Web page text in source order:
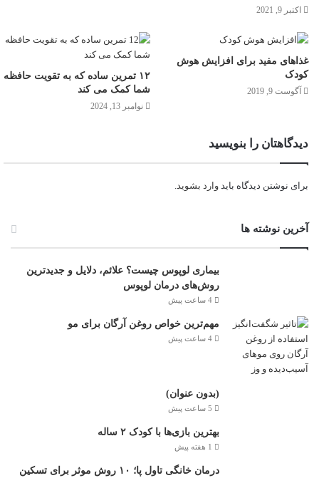
اکتبر 9, 2021
غذاهای مفید برای افزایش هوش
کودک
آگوست 9, 2019
۱۲ تمرین ساده که به تقویت حافظه
شما کمک می کند
نوامبر 13, 2024
دیدگاهتان را بنویسید
برای نوشتن دیدگاه باید وارد بشوید.
آخرین نوشته ها
بیماری لوپوس چیست؟ علائم، دلایل و جدیدترین
روش‌های درمان لوپوس
4 ساعت پیش
مهم‌ترین خواص روغن آرگان برای مو
4 ساعت پیش
(بدون عنوان)
5 ساعت پیش
بهترین بازی‌ها با کودک ۲ ساله
1 هفته پیش
درمان خانگی تاول پا؛ ۱۰ روش موثر برای تسکین